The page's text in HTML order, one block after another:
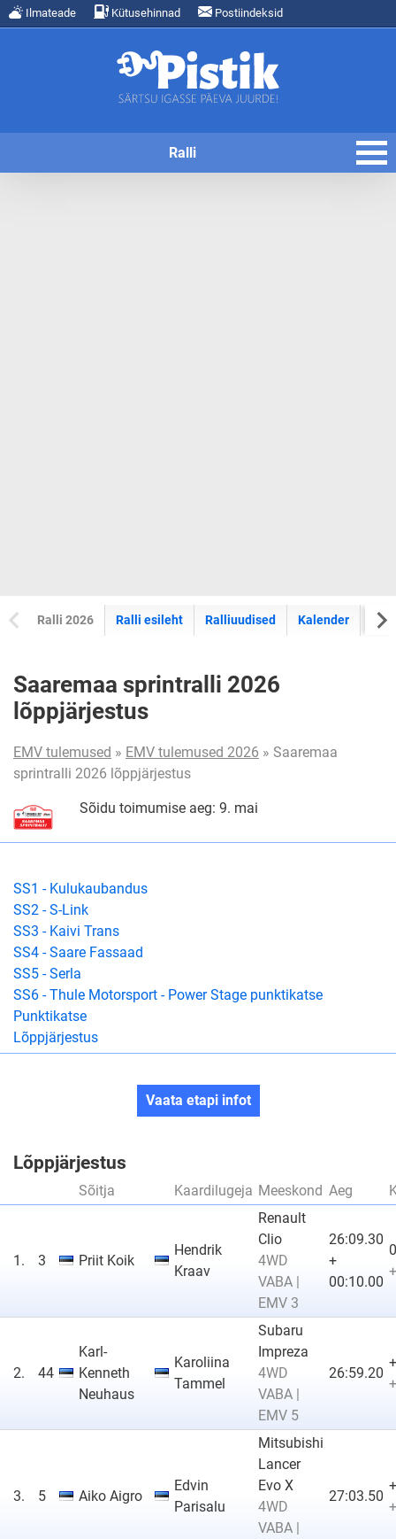
Ilmateade Kütusehinnad Postiindeksid
Ralli
Ralli 2026 Ralli esileht Ralliuudised Kalender
Saaremaa sprintralli 2026
lõppjärjestus
EMV tulemused » EMV tulemused 2026 » Saaremaa
sprintralli 2026 lõppjärjestus
Sõidu toimumise aeg: 9. mai
SS1 - Kulukaubandus
SS2 - S-Link
SS3 - Kaivi Trans
SS4 - Saare Fassaad
SS5 - Serla
SS6 - Thule Motorsport - Power Stage punktikatse
Punktikatse
Lõppjärjestus
Vaata etapi infot
Lõppjärjestus
Sõitja Kaardilugeja Meeskond Aeg
1. 3 Priit Koik
Hendrik
Kraav
Renault
Clio
4WD
VABA |
EMV 3
26:09.30
+
00:10.00
2. 44
Karl-
Kenneth
Neuhaus
Karoliina
Tammel
Subaru
Impreza
4WD
VABA |
EMV 5
26:59.20
3. 5 Aiko Aigro
Edvin
Parisalu
Mitsubishi
Lancer
Evo X
4WD
VABA |
27:03.50